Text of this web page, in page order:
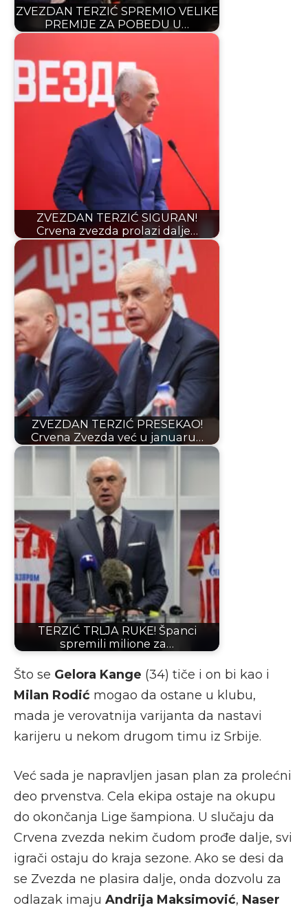
ZVEZDAN TERZIĆ SPREMIO VELIKE
PREMIJE ZA POBEDU U…
ZVEZDAN TERZIĆ SIGURAN!
Crvena zvezda prolazi dalje…
ZVEZDAN TERZIĆ PRESEKAO!
Crvena Zvezda već u januaru…
TERZIĆ TRLJA RUKE! Španci
spremili milione za…
Što se Gelora Kange (34) tiče i on bi kao i
Milan Rodić mogao da ostane u klubu,
mada je verovatnija varijanta da nastavi
karijeru u nekom drugom timu iz Srbije.
Već sada je napravljen jasan plan za prolećni
deo prvenstva. Cela ekipa ostaje na okupu
do okončanja Lige šampiona. U slučaju da
Crvena zvezda nekim čudom prođe dalje, svi
igrači ostaju do kraja sezone. Ako se desi da
se Zvezda ne plasira dalje, onda dozvolu za
odlazak imaju Andrija Maksimović, Naser